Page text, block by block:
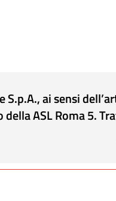
ai sensi
ASL Roma 5.